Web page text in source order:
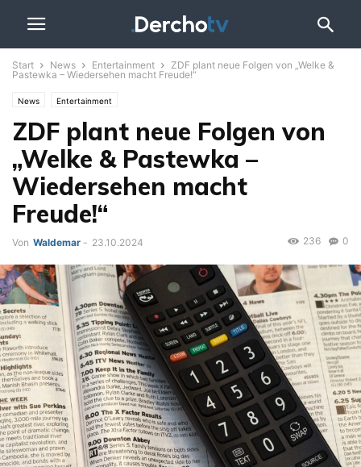
Start News Entertainment
ZDF plant neue Folgen von „Welke &
Pastewka – Wiedersehen macht Freude!“
News Entertainment
ZDF plant neue Folgen von
„Welke & Pastewka –
Wiedersehen macht
Freude!“
Von Waldemar - 23.10.2024 0
236